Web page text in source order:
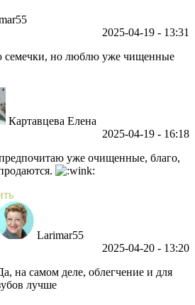
2025-04-19 - 13:31
семечки, но люблю уже чищенные
Картавцева Елена
2025-04-19 - 16:18
уже очищенные, благо,
Larimar55
2025-04-20 - 13:20
на самом деле, облегчение и для
лучше